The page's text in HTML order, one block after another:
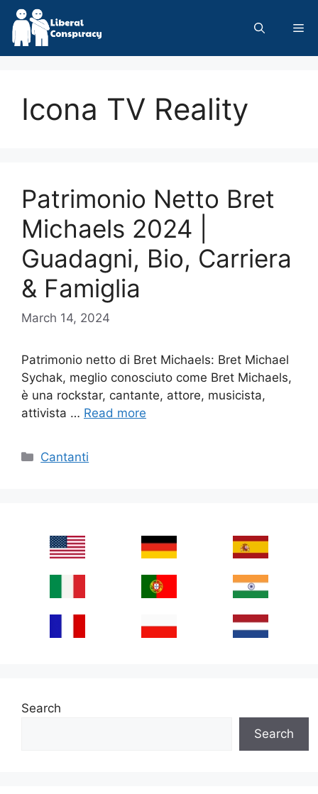
Skip
content
Icona TV Reality
Patrimonio Netto Bret
Michaels 2024 |
Guadagni, Bio, Carriera
& Famiglia
March 14, 2024
Patrimonio netto di Bret Michaels: Bret Michael
Sychak, meglio conosciuto come Bret Michaels,
è una rockstar, cantante, attore, musicista,
attivista … Read more
Categories
Cantanti
Search
Search